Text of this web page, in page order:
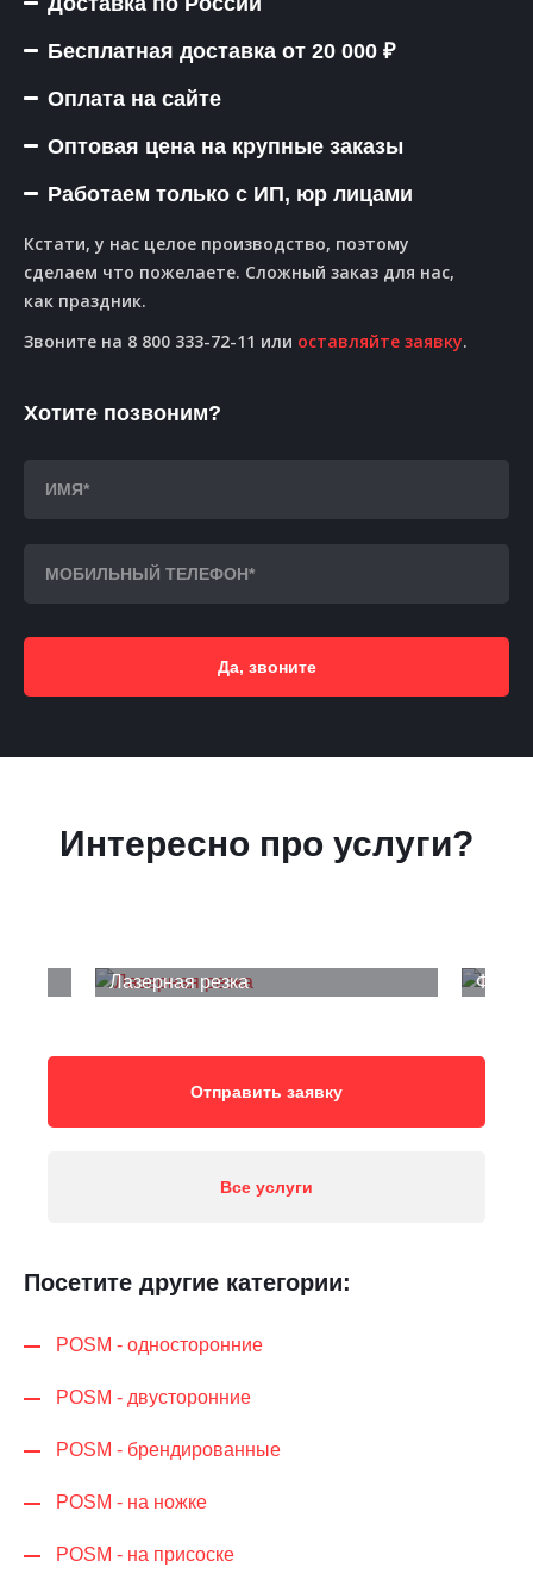
Бесплатная доставка от 20 000 ₽
Оплата на сайте
Оптовая цена на крупные заказы
Работаем только с ИП, юр лицами
Кстати, у нас целое производство, поэтому
сделаем что пожелаете. Сложный заказ для нас,
как праздник.
Звоните на 8 800 333-72-11 или оставляйте заявку.
Хотите позвоним?
Да, звоните
Интересно про услуги?
Лазерная резка
Отправить заявку
Все услуги
Посетите другие категории:
POSM - односторонние
POSM - двусторонние
POSM - брендированные
POSM - на ножке
POSM - на присоске